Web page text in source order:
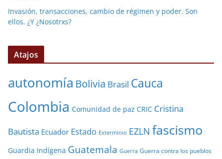
Invasión, transacciones, cambio de régimen y poder. Son
ellos. ¿Y ¿Nosotrxs?
Atajos
autonomía Bolivia Brasil Cauca
Colombia Comunidad de paz CRIC Cristina
Bautista Ecuador Estado Exterminio EZLN fascismo
Guardia Indígena Guatemala Guerra Guerra contra los pueblos